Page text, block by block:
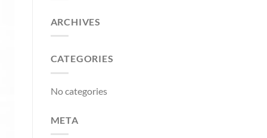
ARCHIVES
CATEGORIES
No categories
META